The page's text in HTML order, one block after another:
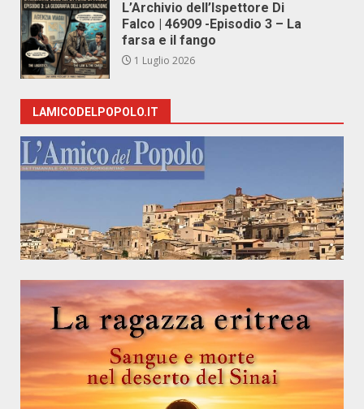
L’Archivio dell’Ispettore Di
Falco | 46909 -Episodio 3 – La
farsa e il fango
1 Luglio 2026
LAMICODELPOPOLO.IT